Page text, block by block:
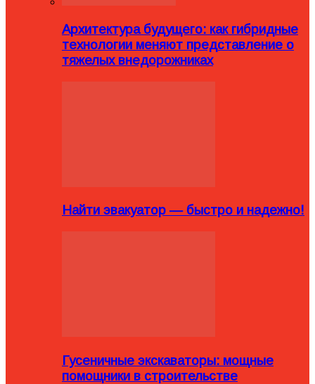
Архитектура будущего: как гибридные
технологии меняют представление о
тяжелых внедорожниках
Найти эвакуатор — быстро и надежно!
Гусеничные экскаваторы: мощные
помощники в строительстве